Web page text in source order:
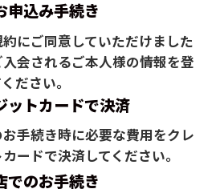
申込み手続き
にご同意していただけました
入会されるご本人様の情報を登
ださい。
ットカードで決済
手続き時に必要な費用をクレ
ードで決済してください。
でのお手続き